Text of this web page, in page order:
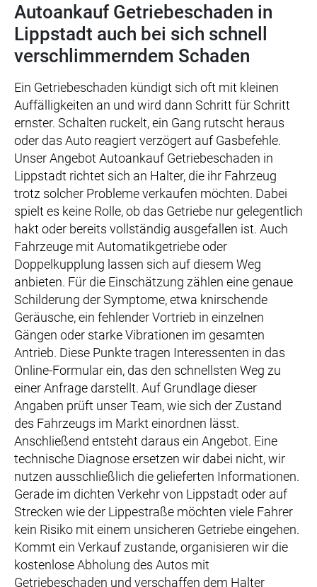
Autoankauf Getriebeschaden in
Lippstadt auch bei sich schnell
verschlimmerndem Schaden
Ein Getriebeschaden kündigt sich oft mit kleinen
Auffälligkeiten an und wird dann Schritt für Schritt
ernster. Schalten ruckelt, ein Gang rutscht heraus
oder das Auto reagiert verzögert auf Gasbefehle.
Unser Angebot Autoankauf Getriebeschaden in
Lippstadt richtet sich an Halter, die ihr Fahrzeug
trotz solcher Probleme verkaufen möchten. Dabei
spielt es keine Rolle, ob das Getriebe nur gelegentlich
hakt oder bereits vollständig ausgefallen ist. Auch
Fahrzeuge mit Automatikgetriebe oder
Doppelkupplung lassen sich auf diesem Weg
anbieten. Für die Einschätzung zählen eine genaue
Schilderung der Symptome, etwa knirschende
Geräusche, ein fehlender Vortrieb in einzelnen
Gängen oder starke Vibrationen im gesamten
Antrieb. Diese Punkte tragen Interessenten in das
Online-Formular ein, das den schnellsten Weg zu
einer Anfrage darstellt. Auf Grundlage dieser
Angaben prüft unser Team, wie sich der Zustand
des Fahrzeugs im Markt einordnen lässt.
Anschließend entsteht daraus ein Angebot. Eine
technische Diagnose ersetzen wir dabei nicht, wir
nutzen ausschließlich die gelieferten Informationen.
Gerade im dichten Verkehr von Lippstadt oder auf
Strecken wie der Lippestraße möchten viele Fahrer
kein Risiko mit einem unsicheren Getriebe eingehen.
Kommt ein Verkauf zustande, organisieren wir die
kostenlose Abholung des Autos mit
Getriebeschaden und verschaffen dem Halter